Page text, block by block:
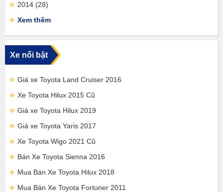
2014 (28)
Xem thêm
Xe nổi bật
Giá xe Toyota Land Cruiser 2016
Xe Toyota Hilux 2015 Cũ
Giá xe Toyota Hilux 2019
Giá xe Toyota Yaris 2017
Xe Toyota Wigo 2021 Cũ
Bán Xe Toyota Sienna 2016
Mua Bán Xe Toyota Hilux 2018
Mua Bán Xe Toyota Fortuner 2011